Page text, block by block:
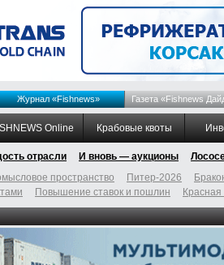
Журнал «Fishnews» Газета «Fishnews
Online Крабовые квоты
отрасли И вновь — аукционы
пространство Питер-2026
Повышение ставок и пошлин